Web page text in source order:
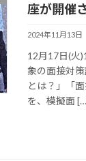
座が開催
2024年11月13日
12月17日(火
象の面接対
とは？」「
を、模擬面